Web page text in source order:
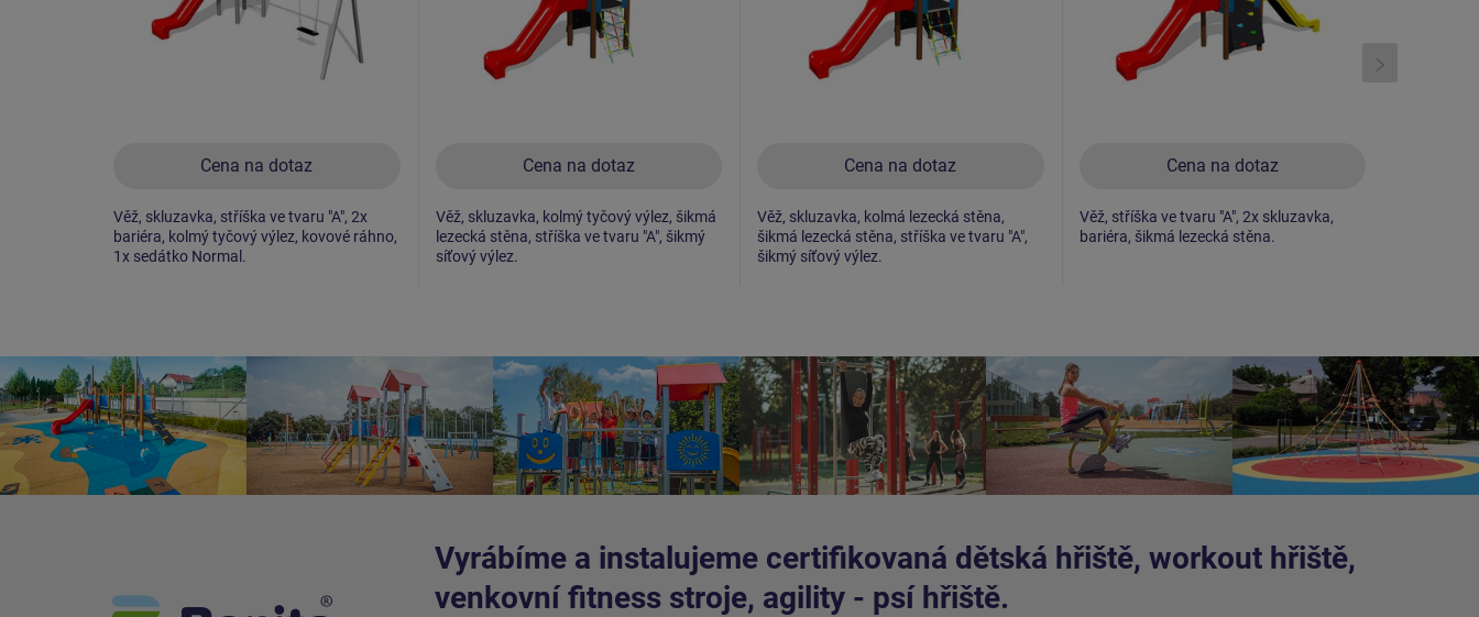
Cena na dotaz
Věž, skluzavka, stříška ve tvaru "A", 2x
bariéra, kolmý tyčový výlez, kovové ráhno,
1x sedátko Normal.
Cena na dotaz
Věž, skluzavka, kolmý tyčový výlez, šikmá
lezecká stěna, stříška ve tvaru "A", šikmý
síťový výlez.
Cena na dotaz
Věž, skluzavka, kolmá lezecká stěna,
šikmá lezecká stěna, stříška ve tvaru "A",
šikmý síťový výlez.
Cena na dotaz
Věž, stříška ve tvaru "A", 2x skluzavka,
bariéra, šikmá lezecká stěna.
Vyrábíme a instalujeme certifikovaná dětská hřiště, workout hřiště,
venkovní fitness stroje, agility - psí hřiště.